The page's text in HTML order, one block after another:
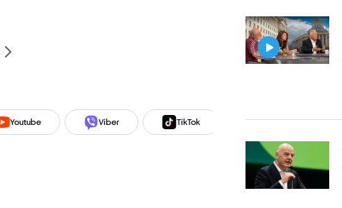
Youtube Viber TikTok Instagram